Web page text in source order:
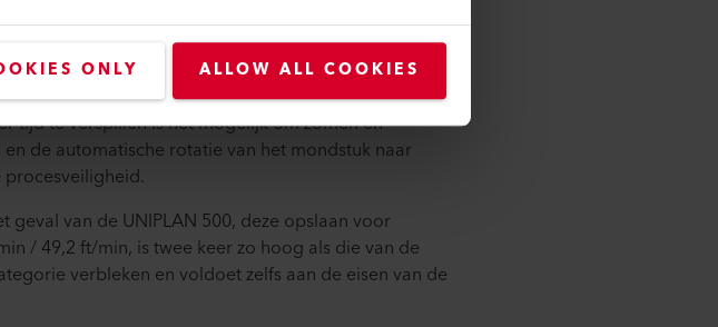
ONLY ALLOW ALL COOKIES
overtuigend bewijs: het was een succesvolle
nieuwe versies 300 en 500 aanzienlijk heeft vergroot.
of reclamebanners is de automatische
tijd te verspillen is het mogelijk om zomen en
de automatische rotatie van het mondstuk naar
van de UNIPLAN 500, deze opslaan voor
/ 49,2 ft/min, is twee keer zo hoog als die van de
verbleken en voldoet zelfs aan de eisen van de